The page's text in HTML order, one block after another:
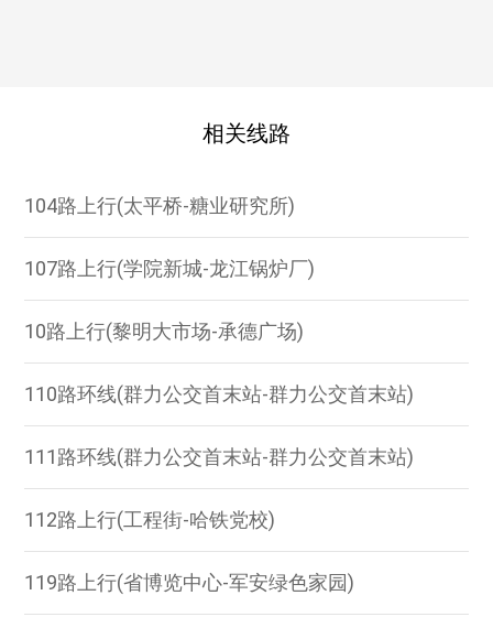
相关线路
104路上行(太平桥-糖业研究所)
107路上行(学院新城-龙江锅炉厂)
10路上行(黎明大市场-承德广场)
110路环线(群力公交首末站-群力公交首末站)
111路环线(群力公交首末站-群力公交首末站)
112路上行(工程街-哈铁党校)
119路上行(省博览中心-军安绿色家园)